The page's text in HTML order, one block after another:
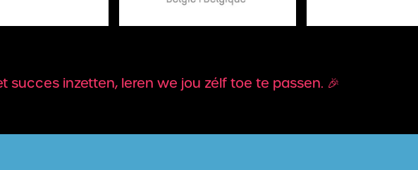
inzetten, leren we jou zélf toe te passen. 🎉